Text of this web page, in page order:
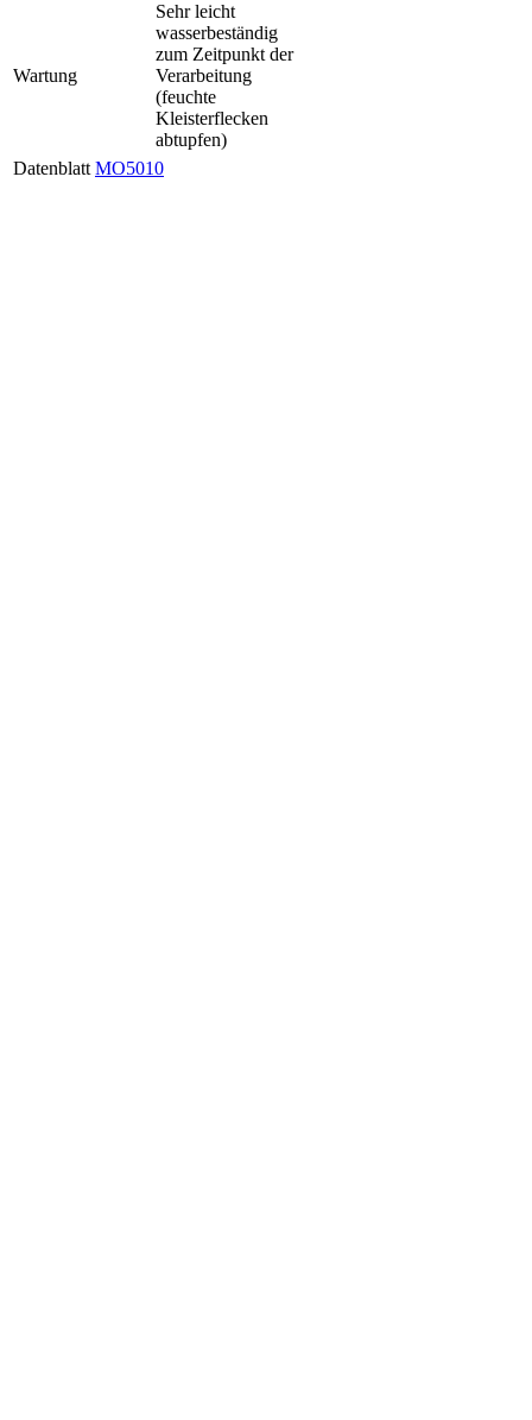
Wartung
Sehr leicht
wasserbeständig
zum Zeitpunkt der
Verarbeitung
(feuchte
Kleisterflecken
abtupfen)
Datenblatt MO5010